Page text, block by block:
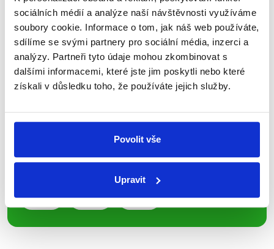
sociálních médií a analýze naší návštěvnosti využíváme
soubory cookie. Informace o tom, jak náš web používáte,
sdílíme se svými partnery pro sociální média, inzerci a
analýzy. Partneři tyto údaje mohou zkombinovat s
dalšími informacemi, které jste jim poskytli nebo které
získali v důsledku toho, že používáte jejich služby.
Povolit vše
Upravit
Sociální sítě
Nenechte si ujít nejnovější události
příspěvků přátelům podpoříte naši